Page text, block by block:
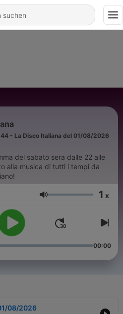
- La Disco Italiana del 01/08/2026
del sabato sera dalle 22 alle
alla musica di tutti i tempi da
Lautstärke 1 x
00:00
08/2026